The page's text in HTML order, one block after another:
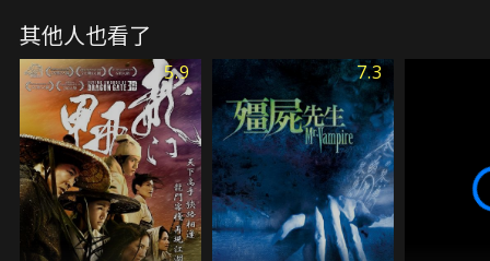
後港生不慎被蛇頭所捉，要求何定邦交贖金贖人，又
強暴了港生。後何定邦終於趕到，與蛇頭血戰，何定
邦與港生患難見真情，可惜卻面臨遣返…
其他人也看了
5.9 7.3